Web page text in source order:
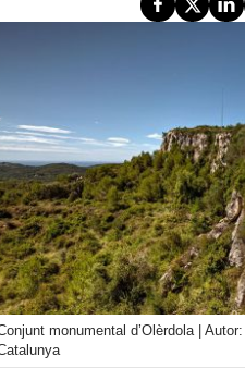
monumental d’Olèrdola |